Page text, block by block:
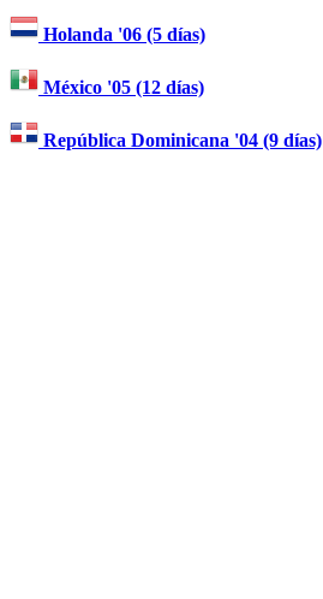
Holanda '06 (5 días)
México '05 (12 días)
República Dominicana '04 (9 días)